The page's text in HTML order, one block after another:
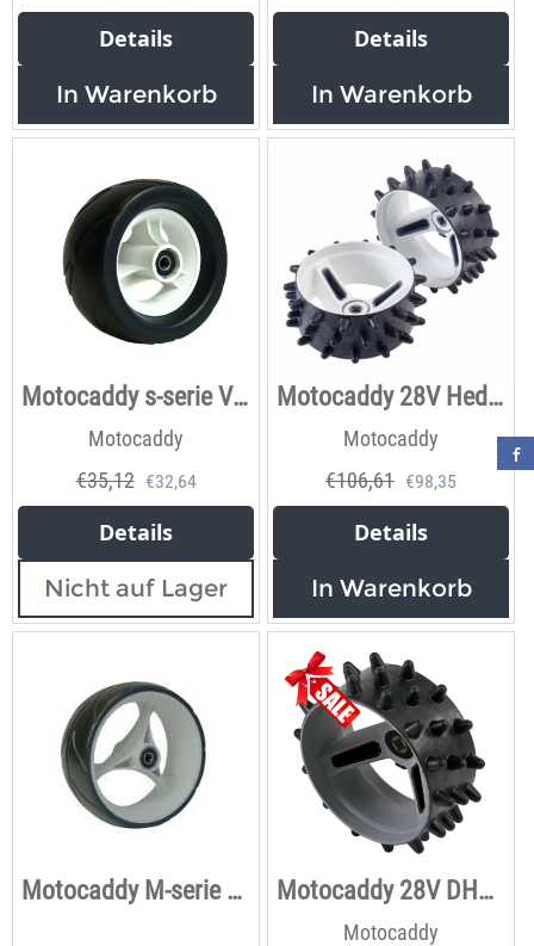
Details
In Warenkorb
Details
In Warenkorb
Motocaddy s-serie Voorwiel
Motocaddy
€35,12 €32,64
Details
Nicht auf Lager
Motocaddy 28V Hedgehog Winterräder
Motocaddy
€106,61 €98,35
Details
In Warenkorb
Motocaddy M-serie voorwiel Motocaddy 28V DHC Hedgehog Winterräder
Motocaddy